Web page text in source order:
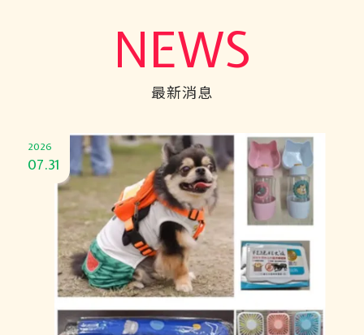
NEWS
最新消息
2026
07.31